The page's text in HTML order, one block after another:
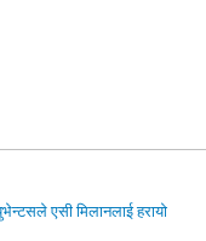
एसी मिलानलाई हरायो